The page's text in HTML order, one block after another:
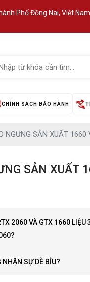
Phố Đồng Nai, Việt
CHÍNH SÁCH BẢO HÀNH
NGƯNG SẢN XUẤT
SẢN
2060 VÀ GTX 1660
NHẬN SỰ DÈ BỈU?